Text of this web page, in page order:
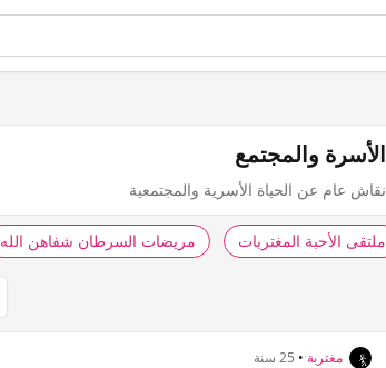
الأسرة والمجتمع
نقاش عام عن الحياة الأسرية والمجتمعية
ملتقى الأحبة المغتربات مريضات السرطان شفاهن الله
مغتربة • 25 سنة